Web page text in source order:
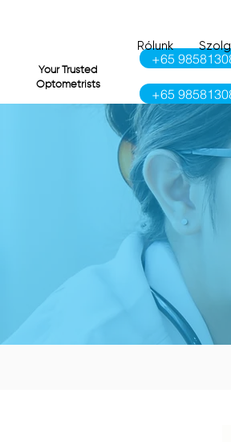
Your Trusted
Optometrists
+65
+65
Rólunk